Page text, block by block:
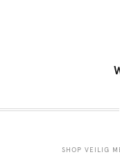
SHOP VEILIG